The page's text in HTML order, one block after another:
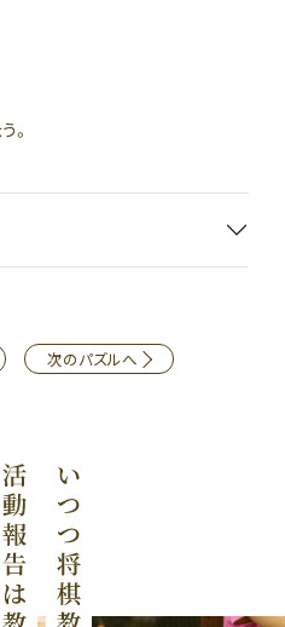
。
次のパズルへ